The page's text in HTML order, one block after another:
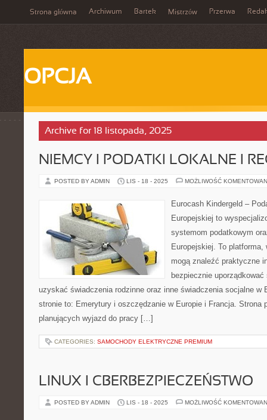
Strona główna Archiwum Bartek Mistrzów Przerwa
OPCJA
Archive for 18 listopada, 2025
NIEMCY I PODATKI LOKALNE I
POSTED BY ADMIN LIS - 18 - 2025 MOŻLIWOŚĆ
Eurocash Kindergeld –
Europejskiej to
systemom podatkowym
Europejskiej. To
mogą znaleźć praktyczne
bezpiecznie
uzyskać świadczenia rodzinne oraz inne świadczenia socjalne w
stronie to: Emerytury i oszczędzanie w Europie i Francja. Strona
planujących wyjazd do pracy […]
CATEGORIES: SAMOCHODY ELEKTRYCZNE PREMIUM
LINUX I CBERBEZPIECZEŃSTWO
POSTED BY ADMIN LIS - 18 - 2025 MOŻLIWOŚĆ